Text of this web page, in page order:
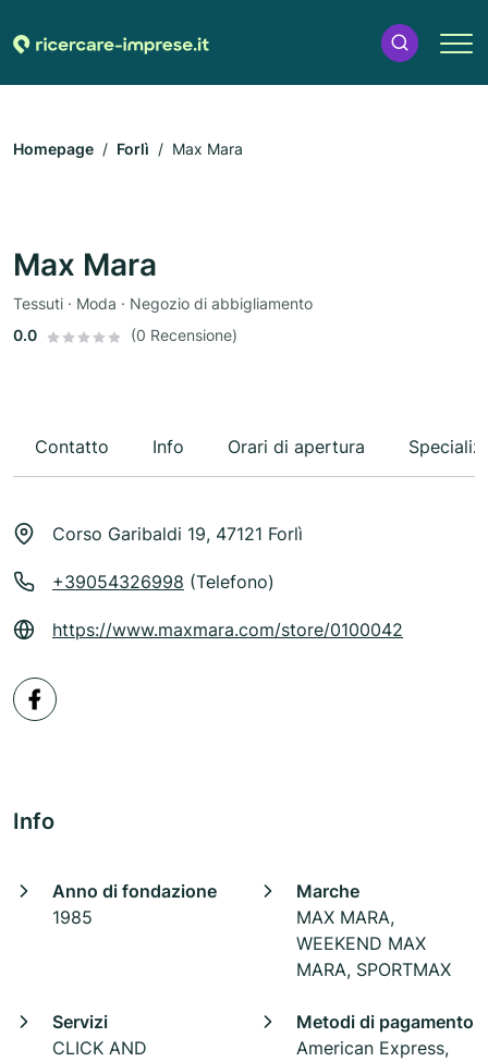
Homepage Forlì Max Mara
Max Mara
Tessuti · Moda · Negozio di abbigliamento
0.0
(0 Recensione)
Contatto Info Orari di apertura
Corso Garibaldi 19, 47121 Forlì
+39054326998 (Telefono)
https://www.maxmara.com/store/0100042
Info
Anno di fondazione
1985
Marche
MAX MARA,
WEEKEND MAX
MARA, SPORTMAX
Servizi
CLICK AND
Metodi di pagamento
American Express,